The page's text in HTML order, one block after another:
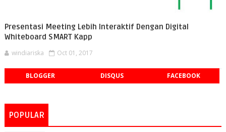
Presentasi Meeting Lebih Interaktif Dengan Digital
Whiteboard SMART Kapp
windiariska Oct 01, 2017
BLOGGER DISQUS FACEBOOK
POPULAR